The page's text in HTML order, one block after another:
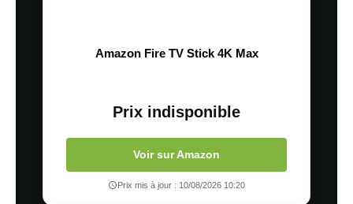
Amazon Fire TV Stick 4K Max
Prix indisponible
Voir sur Amazon
Prix mis à jour : 10/08/2026 10:20